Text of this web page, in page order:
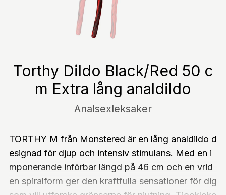
Torthy Dildo Black/Red 50 c
m Extra lång analdildo
Analsexleksaker
TORTHY M från Monstered är en lång analdildo d
esignad för djup och intensiv stimulans. Med en i
mponerande införbar längd på 46 cm och en vrid
en spiralform ger den kraftfulla sensationer för dig